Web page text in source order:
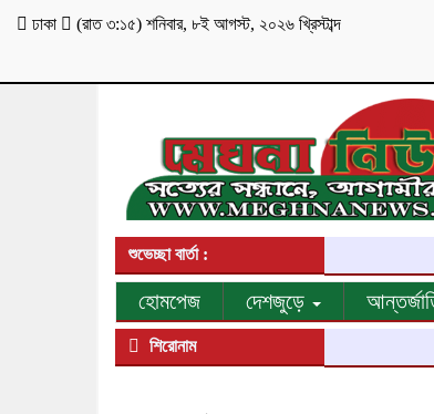
ঢাকা (রাত ৩:১৫) শনিবার, ৮ই আগস্ট, ২০২৬ খ্রিস্টাব্দ
শুভেচ্ছা বার্তা :
হোমপেজ দেশজুড়ে
শিরোনাম